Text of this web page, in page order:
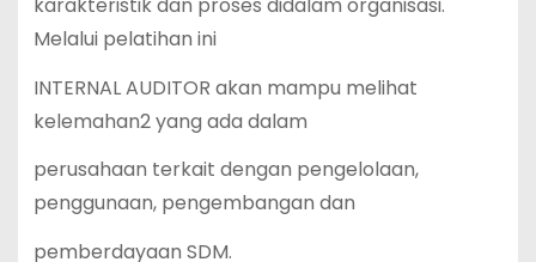
Melalui pelatihan ini
INTERNAL AUDITOR akan mampu melihat
kelemahan2 yang ada dalam
perusahaan terkait dengan pengelolaan,
penggunaan, pengembangan dan
pemberdayaan SDM.